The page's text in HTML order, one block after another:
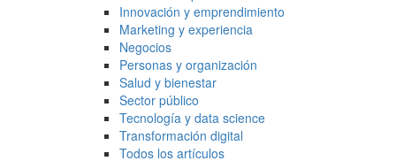
Innovación y emprendimiento
Marketing y experiencia
Negocios
Personas y organización
Salud y bienestar
Sector público
Tecnología y data science
Transformación digital
Todos los artículos